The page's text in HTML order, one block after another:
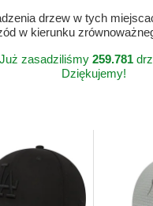
drzew w tych
w kierunku
Już zasadziliśmy 259.781
Dziękujemy!